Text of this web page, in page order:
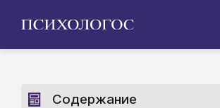
Содержание